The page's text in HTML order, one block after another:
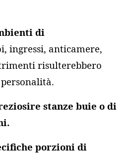
di
ingressi, anticamere,
risulterebbero
stanze buie o di
porzioni di